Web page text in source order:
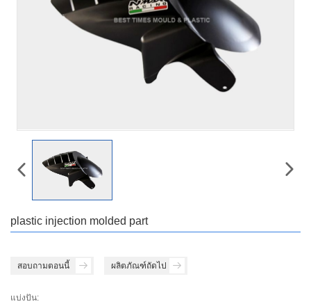
plastic injection molded part
สอบถามตอนนี้ ผลิตภัณฑ์ถัดไป
แบ่งปัน: